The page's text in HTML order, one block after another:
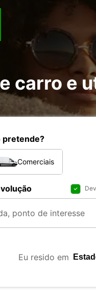
carro e
pretende?
Comerciais
Eu resido em